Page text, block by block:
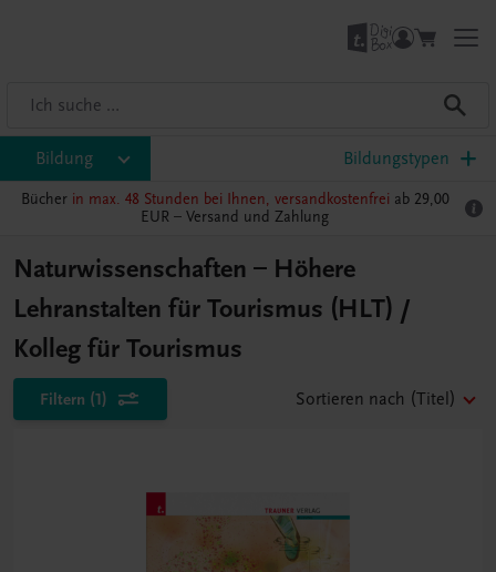
Bildung Bildungstypen
Bücher in max. 48 Stunden bei Ihnen, versandkostenfrei ab 29,00
EUR – Versand und Zahlung
Naturwissenschaften – Höhere
Lehranstalten für Tourismus (HLT) /
Kolleg für Tourismus
Filtern (1) Sortieren nach (Titel)